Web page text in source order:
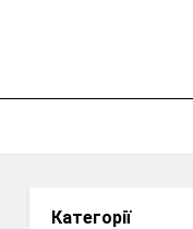
Категорії